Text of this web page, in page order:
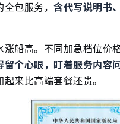
包服务， 含代写说明书
船高。不同加急档位价
留个心眼，盯着服务内容
来比高端套餐还贵。